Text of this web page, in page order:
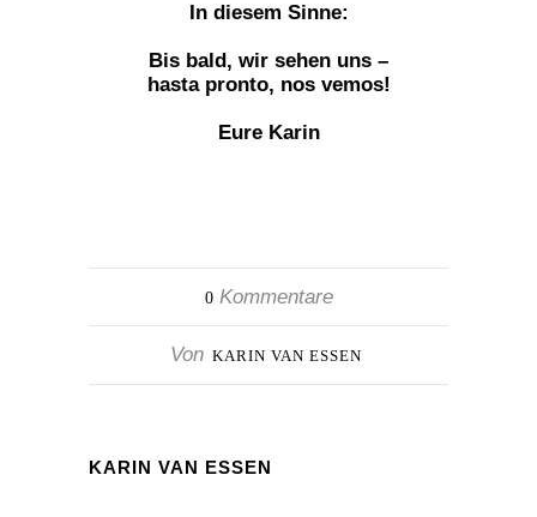
In diesem Sinne:
Bis bald, wir sehen uns –
hasta pronto, nos vemos!
Eure Karin
0Kommentare
Von KARIN VAN ESSEN
KARIN VAN ESSEN